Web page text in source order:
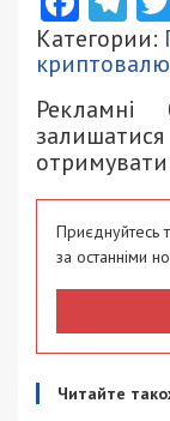
Категории:
Приєднуйтесь
за останніми
Читайте